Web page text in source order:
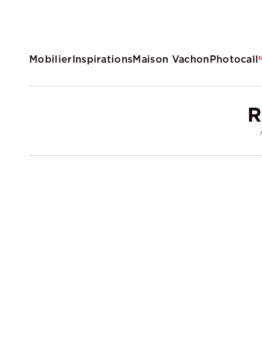
MobilierInspirationsMaison VachonPhotocall